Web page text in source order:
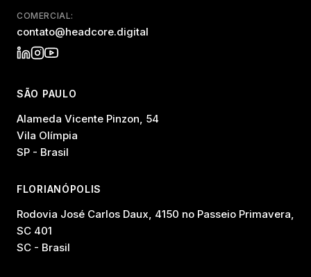
COMERCIAL:
contato@headcore.digital
SÃO PAULO
Alameda Vicente Pinzon, 54
Vila Olímpia
SP - Brasil
FLORIANÓPOLIS
Rodovia José Carlos Daux, 4150 no Passeio Primavera,
SC 401
SC - Brasil